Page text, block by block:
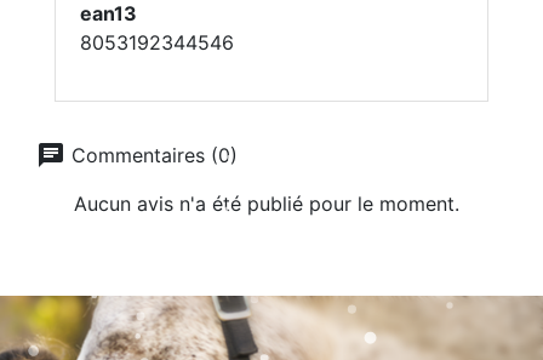
ean13
8053192344546
chat Commentaires (0)
Aucun avis n'a été publié pour le moment.